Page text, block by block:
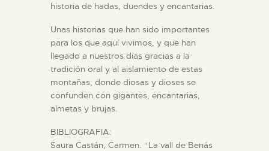
historia de hadas, duendes y encantarias.
Unas historias que han sido importantes
para los que aquí vivimos, y que han
llegado a nuestros días gracias a la
tradición oral y al aislamiento de estas
montañas, donde diosas y dioses se
confunden con gigantes, encantarias,
almetas y brujas.
BIBLIOGRAFIA:
Saura Castán, Carmen. “La vall de Benás